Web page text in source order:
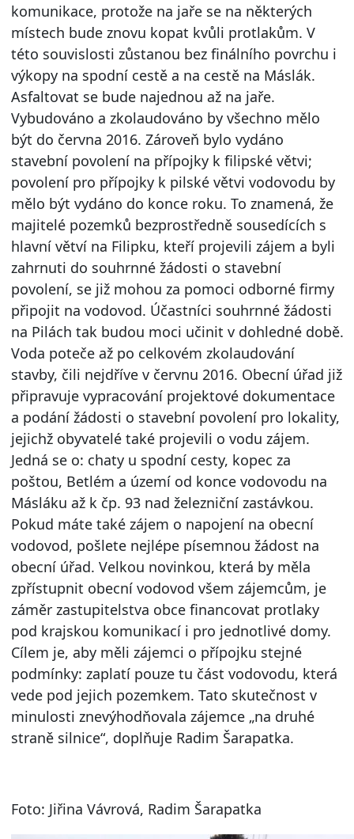
komunikace, protože na jaře se na některých
místech bude znovu kopat kvůli protlakům. V
této souvislosti zůstanou bez finálního povrchu i
výkopy na spodní cestě a na cestě na Máslák.
Asfaltovat se bude najednou až na jaře.
Vybudováno a zkolaudováno by všechno mělo
být do června 2016. Zároveň bylo vydáno
stavební povolení na přípojky k filipské větvi;
povolení pro přípojky k pilské větvi vodovodu by
mělo být vydáno do konce roku. To znamená, že
majitelé pozemků bezprostředně sousedících s
hlavní větví na Filipku, kteří projevili zájem a byli
zahrnuti do souhrnné žádosti o stavební
povolení, se již mohou za pomoci odborné firmy
připojit na vodovod. Účastníci souhrnné žádosti
na Pilách tak budou moci učinit v dohledné době.
Voda poteče až po celkovém zkolaudování
stavby, čili nejdříve v červnu 2016. Obecní úřad již
připravuje vypracování projektové dokumentace
a podání žádosti o stavební povolení pro lokality,
jejichž obyvatelé také projevili o vodu zájem.
Jedná se o: chaty u spodní cesty, kopec za
poštou, Betlém a území od konce vodovodu na
Másláku až k čp. 93 nad železniční zastávkou.
Pokud máte také zájem o napojení na obecní
vodovod, pošlete nejlépe písemnou žádost na
obecní úřad. Velkou novinkou, která by měla
zpřístupnit obecní vodovod všem zájemcům, je
záměr zastupitelstva obce financovat protlaky
pod krajskou komunikací i pro jednotlivé domy.
Cílem je, aby měli zájemci o přípojku stejné
podmínky: zaplatí pouze tu část vodovodu, která
vede pod jejich pozemkem. Tato skutečnost v
minulosti znevýhodňovala zájemce „na druhé
straně silnice“, doplňuje Radim Šarapatka.
Foto: Jiřina Vávrová, Radim Šarapatka